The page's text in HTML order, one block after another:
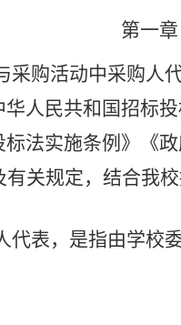
第一章
采购活动中采购人
人民共和国招标
法实施条例》《
关规定，结合我
代表，是指由学校